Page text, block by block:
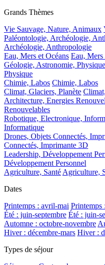
Grands Thèmes
Vie Sauvage, Nature, Animaux
Paléontologie, Archéologie,
Archéologie, Anthropologie
Eau, Mers et Océans Eau, Mers
Géologie, Astronomie, Physique
Physique
Chimie, Labos Chimie, Labos
Climat, Glaciers, Planète
Architecture, Energies
Renouvelables
Robotique, Electronique,
Informatique
Drones, Objets Connectés,
Connectés, Imprimante 3D
Leadership, Développement
Développement Personnel
Agriculture, Santé Agriculture,
Dates
Printemps : avril-mai Printemps
Été : juin-septembre Été : juin-
Automne : octobre-novembre
Hiver : décembre-mars Hiver :
Types de séjour